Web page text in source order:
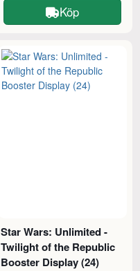
Köp
Star Wars: Unlimited -
Twilight of the Republic
Booster Display (24)